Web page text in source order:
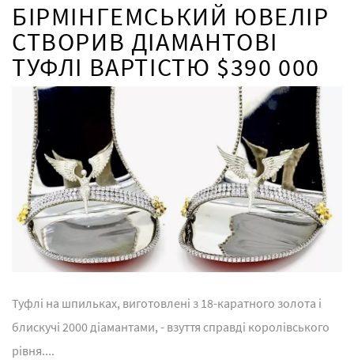
БІРМІНГЕМСЬКИЙ ЮВЕЛІР
СТВОРИВ ДІАМАНТОВІ
ТУФЛІ ВАРТІСТЮ $390 000
Туфлі на шпильках, виготовлені з 18-каратного золота і
блискучі 2000 діамантами, - взуття справді королівського
рівня....